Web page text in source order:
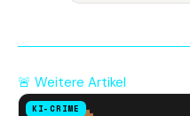
🚨 Weitere Artikel
KI-CRIME